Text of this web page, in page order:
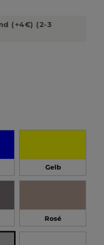
(+4€) (2-3
Gelb
Rosé